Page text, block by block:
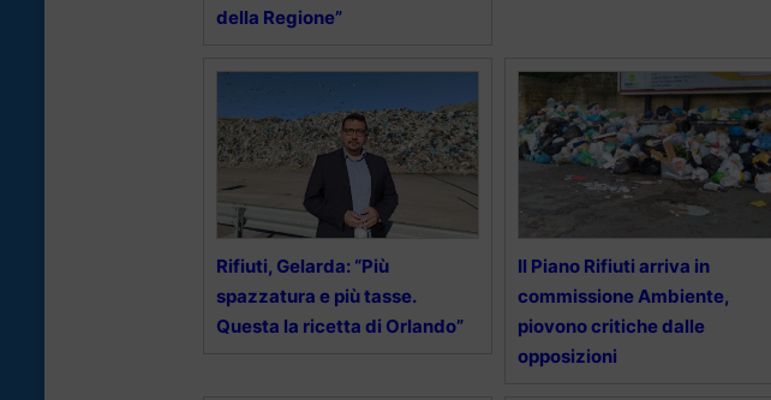
della Regione”
Rifiuti, Gelarda: “Più
spazzatura e più tasse.
Questa la ricetta di Orlando”
Il Piano Rifiuti arriva in
commissione Ambiente,
piovono critiche dalle
opposizioni